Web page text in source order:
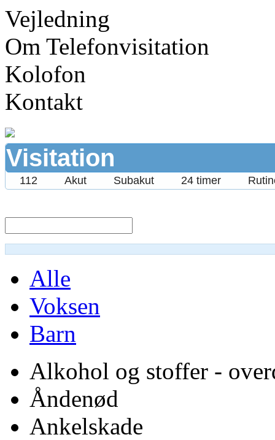
Vejledning
Om Telefonvisitation
Kolofon
Kontakt
Visitation
112 Akut Subakut 24 timer
Alle
Voksen
Barn
Alkohol og stoffer -
Åndenød
Ankelskade